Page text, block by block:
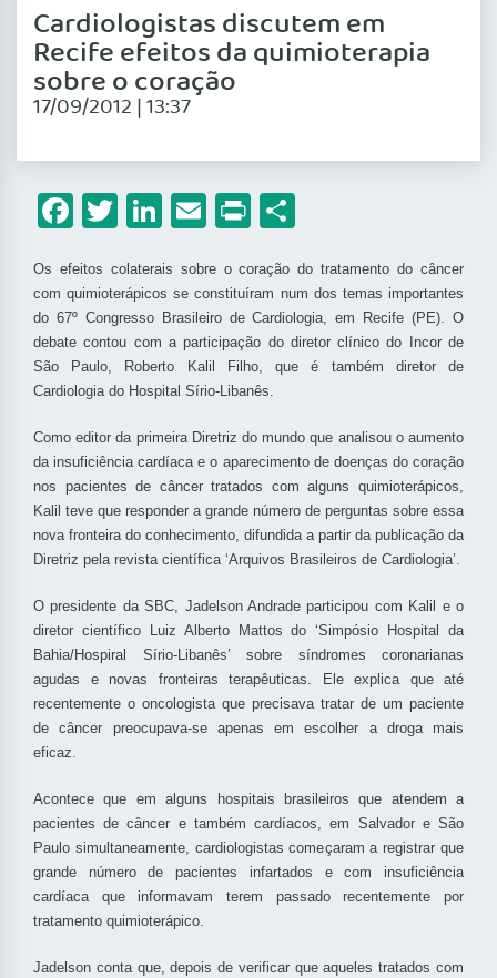
Cardiologistas discutem em
Recife efeitos da quimioterapia
sobre o coração
17/09/2012 | 13:37
Facebook
Twitter
LinkedIn
Email
Print
Os efeitos colaterais sobre o coração do tratamento do câncer
com quimioterápicos se constituíram num dos temas importantes
do 67º Congresso Brasileiro de Cardiologia, em Recife (PE). O
debate contou com a participação do diretor clínico do Incor de
São Paulo, Roberto Kalil Filho, que é também diretor de
Cardiologia do Hospital Sírio-Libanês.
Como editor da primeira Diretriz do mundo que analisou o aumento
da insuficiência cardíaca e o aparecimento de doenças do coração
nos pacientes de câncer tratados com alguns quimioterápicos,
Kalil teve que responder a grande número de perguntas sobre essa
nova fronteira do conhecimento, difundida a partir da publicação da
Diretriz pela revista científica ‘Arquivos Brasileiros de Cardiologia’.
O presidente da SBC, Jadelson Andrade participou com Kalil e o
diretor científico Luiz Alberto Mattos do ‘Simpósio Hospital da
Bahia/Hospiral Sírio-Libanês’ sobre síndromes coronarianas
agudas e novas fronteiras terapêuticas. Ele explica que até
recentemente o oncologista que precisava tratar de um paciente
de câncer preocupava-se apenas em escolher a droga mais
eficaz.
Acontece que em alguns hospitais brasileiros que atendem a
pacientes de câncer e também cardíacos, em Salvador e São
Paulo simultaneamente, cardiologistas começaram a registrar que
grande número de pacientes infartados e com insuficiência
cardíaca que informavam terem passado recentemente por
tratamento quimioterápico.
Jadelson conta que, depois de verificar que aqueles tratados com